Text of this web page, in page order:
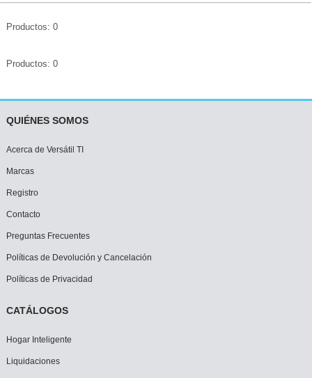
Productos: 0
Productos: 0
QUIÉNES SOMOS
Acerca de Versátil TI
Marcas
Registro
Contacto
Preguntas Frecuentes
Políticas de Devolución y Cancelación
Políticas de Privacidad
CATÁLOGOS
Hogar Inteligente
Liquidaciones